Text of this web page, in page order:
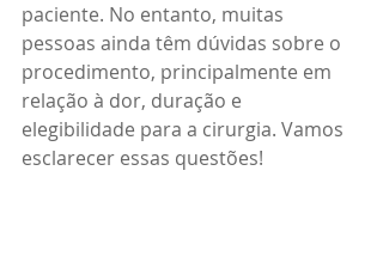
paciente. No entanto, muitas
pessoas ainda têm dúvidas sobre o
procedimento, principalmente em
relação à dor, duração e
elegibilidade para a cirurgia. Vamos
esclarecer essas questões!